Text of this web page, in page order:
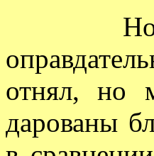
Но
отнял, но
дарованы